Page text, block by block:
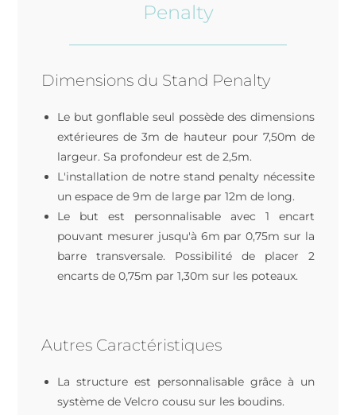
Penalty
Dimensions du Stand Penalty
Le but gonflable seul possède des dimensions
extérieures de 3m de hauteur pour 7,50m de
largeur. Sa profondeur est de 2,5m.
L'installation de notre stand penalty nécessite
un espace de 9m de large par 12m de long.
Le but est personnalisable avec 1 encart
pouvant mesurer jusqu'à 6m par 0,75m sur la
barre transversale. Possibilité de placer 2
encarts de 0,75m par 1,30m sur les poteaux.
Autres Caractéristiques
La structure est personnalisable grâce à un
système de Velcro cousu sur les boudins.